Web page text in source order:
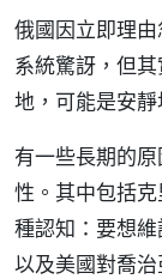
俄國因立即理
系統驚訝，但
地，可能是安靜
有一些長期的
性。其中包括
種認知：要想
以及美國對喬